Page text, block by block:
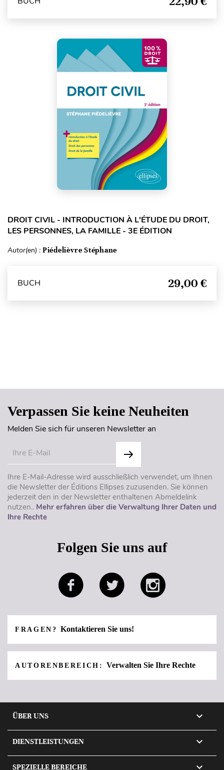
DROIT CIVIL - INTRODUCTION À L'ÉTUDE DU DROIT,
LES PERSONNES, LA FAMILLE - 3E ÉDITION
Autor(en) : Piédelièvre Stéphane
BUCH 29,00 €
Verpassen Sie keine Neuheiten
Melden Sie sich für unseren Newsletter an
Ihre E-Mail-Adresse wird ausschließlich verwendet, um Ihnen
die Newsletter der Éditions Ellipses zuzusenden. Sie können
jederzeit den in der Newsletter enthaltenen Abmeldelink
nutzen.. Mehr erfahren über die Verwaltung Ihrer Daten und
Ihre Rechte
Folgen Sie uns auf
FRAGEN?Kontaktieren Sie uns!
AUTORENBEREICH:Verwalten Sie Ihre Rechte
ÜBER UNS 
DIENSTLEISTUNGEN 
SPEZIELLE BEREICHE 